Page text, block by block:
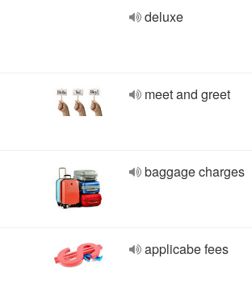
deluxe
meet and greet
baggage charges
applicabe fees